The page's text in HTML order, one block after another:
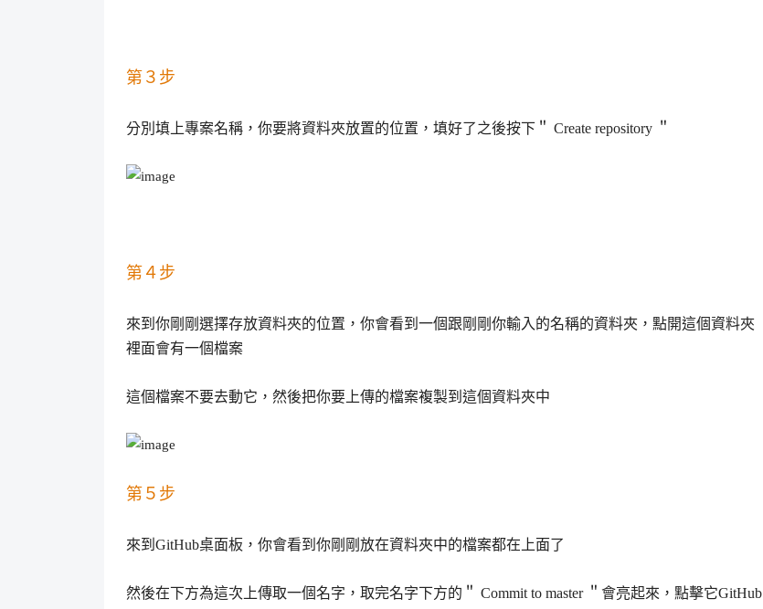
第３步
分別填上專案名稱，你要將資料夾放置的位置，填好了之後按下＂ Create repository ＂
第４步
來到你剛剛選擇存放資料夾的位置，你會看到一個跟剛剛你輸入的名稱的資料夾，點開這個資料夾
裡面會有一個檔案
這個檔案不要去動它，然後把你要上傳的檔案複製到這個資料夾中
第５步
來到GitHub桌面板，你會看到你剛剛放在資料夾中的檔案都在上面了
然後在下方為這次上傳取一個名字，取完名字下方的＂ Commit to master＂會亮起來，點擊它GitHub